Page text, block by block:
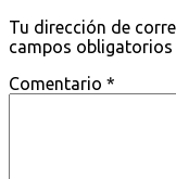
Tu dirección de
campos
Comentario *